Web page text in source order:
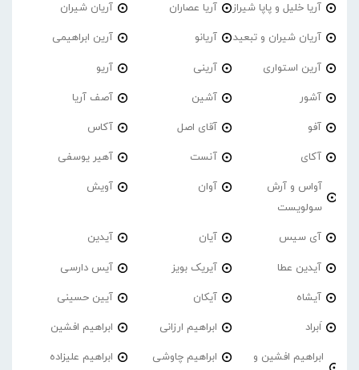
آریا خلیل و پاپا شیراز آریا عصاران آریان شیران
آریان شیران و تبعید آریانو آرین ابراهیمی
آرین استواری آرینی آریو
آشور آشین آصف آریا
آفو آقای اصل آکاس
آکای آنست آهیر یوسفی
آواس و آرش
سولویست
آوان آویش
آی سیس آیان آیدین
آیدین عطا آیریک بویز آیس دارسی
آیشاه آیکان آیین حسینی
اَبراد ابراهیم ارزانی ابراهیم افشین
ابراهیم افشین و
ابراهیم چاوشی ابراهیم علیزاده